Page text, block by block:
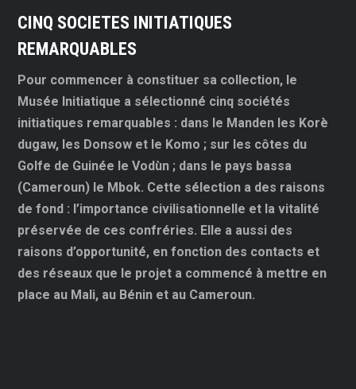
CINQ SOCIETES INITIATIQUES
REMARQUABLES
Pour commencer à constituer sa collection, le
Musée Initiatique a sélectionné cinq sociétés
initiatiques remarquables : dans le Manden les Korè
dugaw, les Donsow et le Komo ; sur les côtes du
Golfe de Guinée le Vodùn ; dans le pays bassa
(Cameroun) le Mbok. Cette sélection a des raisons
de fond : l’importance civilisationnelle et la vitalité
préservée de ces confréries. Elle a aussi des
raisons d’opportunité, en fonction des contacts et
des réseaux que le projet a commencé à mettre en
place au Mali, au Bénin et au Cameroun.